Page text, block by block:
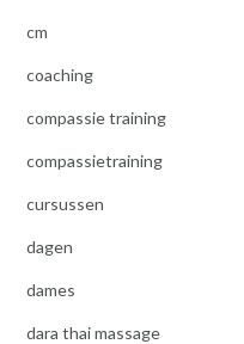
cm
coaching
compassie training
compassietraining
cursussen
dagen
dames
dara thai massage